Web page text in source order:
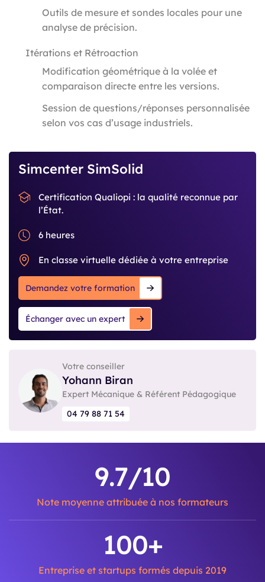
Outils de mesure et sondes locales pour une
analyse de précision.
Itérations et Rétroaction
Modification géométrique à la volée et
comparaison directe entre les versions.
Session de questions/réponses personnalisée
selon vos cas d’usage industriels.
Simcenter SimSolid
Certification Qualiopi : la qualité reconnue par
l’État.
6 heures
En classe virtuelle dédiée à votre entreprise
Demandez votre formation
Échanger avec un expert
Votre conseiller
Yohann Biran
Expert Mécanique & Référent Pédagogique
04 79 88 71 54
9.7/10
Note moyenne attribuée à nos formateurs
100+
Entreprise et startups formés depuis 2019